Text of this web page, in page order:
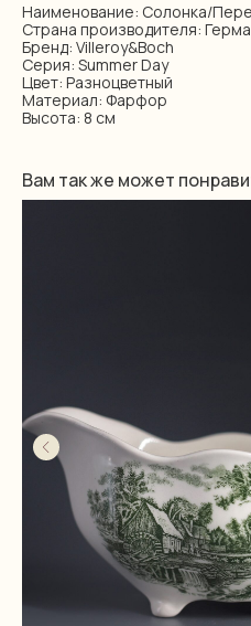
Наименование: Солонка/
Страна производителя:
Бренд: Villeroy&Boch
Серия: Summer Day
Цвет: Разноцветный
Материал: Фарфор
Высота: 8 см
Вам так же может